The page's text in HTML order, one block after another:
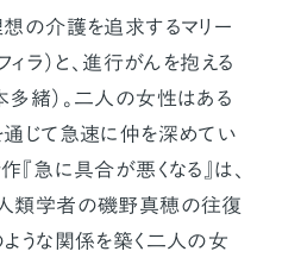
の介護を追求するマリー
ィラ）と、進行がんを抱える
緒）。二人の女性はある
じて急速に仲を深めてい
急に具合が悪くなる』は、
類学者の磯野真穂の往復
うな関係を築く二人の女